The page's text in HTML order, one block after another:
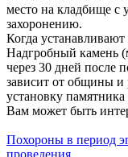
место на кладбище с
захоронению.
Когда
Надгробный камень
через 30 дней после
зависит от общины и
установку
Вам может быть
Похороны в период